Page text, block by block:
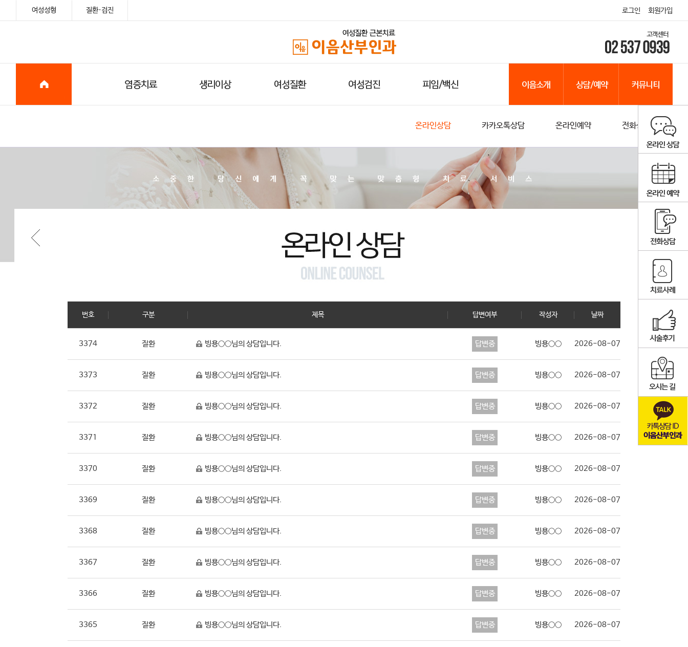
여성성형 질환·검진 로그인 회원가입
폐경기 웨딩검진 산전검진 갱년기검진
서바릭스 풍진/A형간염/TDAP
의료진 소개 진료안내 병원 둘러보기 오시는길
온라인상담 카카오톡상담 온라인예약 전화상담
시술후기 하이닥주치의 Q&A 공지사항
개인정보취급방침
번호 구분 제목 답변여부 작성자 날짜
3374 질환 빙용○○님의 상담입니다. 답변중 빙용○○ 2026-08-07
3373 질환 빙용○○님의 상담입니다. 답변중 빙용○○ 2026-08-07
3372 질환 빙용○○님의 상담입니다. 답변중 빙용○○ 2026-08-07
3371 질환 빙용○○님의 상담입니다. 답변중 빙용○○ 2026-08-07
3370 질환 빙용○○님의 상담입니다. 답변중 빙용○○ 2026-08-07
3369 질환 빙용○○님의 상담입니다. 답변중 빙용○○ 2026-08-07
3368 질환 빙용○○님의 상담입니다. 답변중 빙용○○ 2026-08-07
3367 질환 빙용○○님의 상담입니다. 답변중 빙용○○ 2026-08-07
3366 질환 빙용○○님의 상담입니다. 답변중 빙용○○ 2026-08-07
3365 질환 빙용○○님의 상담입니다. 답변중 빙용○○ 2026-08-07